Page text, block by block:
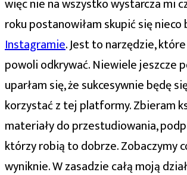
więc nie na wszystko wystarcza mi
roku postanowiłam skupić się nieco
Instagramie. Jest to narzędzie,
powoli odkrywać. Niewiele jeszcze
uparłam się, że sukcesywnie będę
korzystać z tej platformy. Zbieram
materiały do przestudiowania,
którzy robią to dobrze. Zobaczymy
wyniknie. W zasadzie całą moją